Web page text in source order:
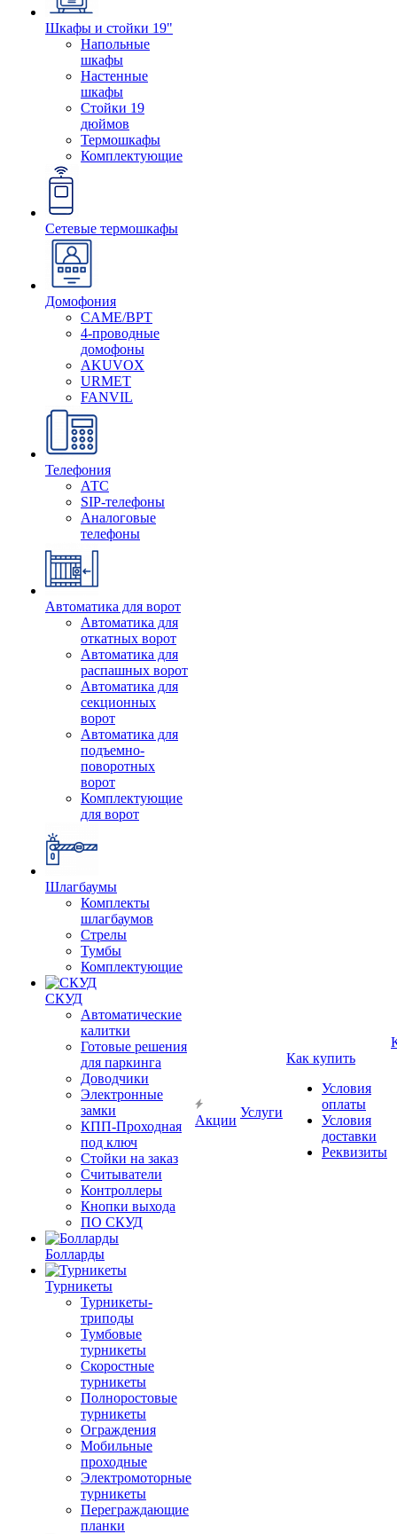
Шкафы и стойки 19"
Напольные
шкафы
Настенные
шкафы
Стойки 19
дюймов
Термошкафы
Комплектующие
Сетевые термошкафы
Домофония
CAME/BPT
4-проводные
домофоны
AKUVOX
URMET
FANVIL
Телефония
АТС
SIP-телефоны
Аналоговые
телефоны
Автоматика для ворот
Автоматика для
откатных ворот
Автоматика для
распашных ворот
Автоматика для
секционных
ворот
Автоматика для
подъемно-
поворотных
ворот
Комплектующие
для ворот
Шлагбаумы
Комплекты
шлагбаумов
Стрелы
Тумбы
Комплектующие
СКУД
Автоматические
калитки
Готовые решения
для паркинга
Доводчики
Электронные
замки
КПП-Проходная
под ключ
Стойки на заказ
Считыватели
Контроллеры
Кнопки выхода
ПО СКУД
Болларды
Турникеты
Турникеты-
триподы
Тумбовые
турникеты
Скоростные
турникеты
Полноростовые
турникеты
Ограждения
Мобильные
проходные
Электромоторные
турникеты
Переграждающие
планки
Акции
Услуги
Как купить
Условия
оплаты
Условия
доставки
Реквизиты